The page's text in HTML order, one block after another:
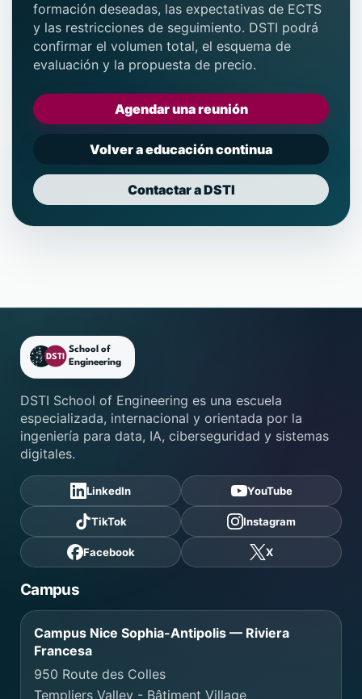
formación deseadas, las expectativas de ECTS
y las restricciones de seguimiento. DSTI podrá
confirmar el volumen total, el esquema de
evaluación y la propuesta de precio.
Agendar una reunión
Volver a educación continua
Contactar a DSTI
Pie de página de DSTI
DSTI School of Engineering es una escuela
especializada, internacional y orientada por la
ingeniería para data, IA, ciberseguridad y sistemas
digitales.
LinkedIn YouTube
TikTok Instagram
Facebook X
Campus
Campus Nice Sophia-Antipolis — Riviera
Francesa
950 Route des Colles
Templiers Valley - Bâtiment Village